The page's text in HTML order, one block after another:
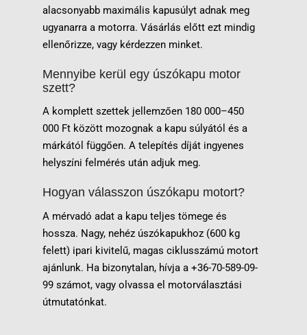
alacsonyabb maximális kapusúlyt adnak meg
ugyanarra a motorra. Vásárlás előtt ezt mindig
ellenőrizze, vagy kérdezzen minket.
Mennyibe kerül egy úszókapu motor
szett?
A komplett szettek jellemzően 180 000–450
000 Ft között mozognak a kapu súlyától és a
márkától függően. A telepítés díját ingyenes
helyszíni felmérés után adjuk meg.
Hogyan válasszon úszókapu motort?
A mérvadó adat a kapu teljes tömege és
hossza. Nagy, nehéz úszókapukhoz (600 kg
felett) ipari kivitelű, magas ciklusszámú motort
ajánlunk. Ha bizonytalan, hívja a +36-70-589-09-
99 számot, vagy olvassa el motorválasztási
útmutatónkat.